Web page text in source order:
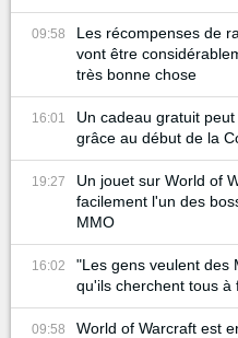
09:58
Les récompenses de
vont être
très bonne chose
16:01
Un cadeau gratuit
grâce au début de la
19:27
Un jouet sur World of
facilement l'un des
MMO
16:02
"Les gens veulent des
qu'ils cherchent tous à
09:58
World of Warcraft est